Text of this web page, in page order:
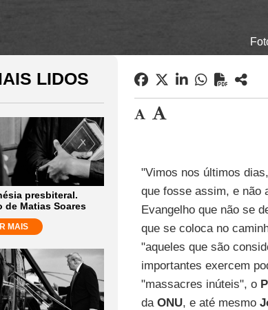
LIDOS
presbiteral.
de Matias Soares
MAIS
"Vimos nos últimos
que fosse assim, e não
Evangelho que não se
que se coloca no
"aqueles que são
importantes exercem
"massacres inúteis", o
da ONU, e até mesmo